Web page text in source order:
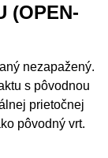
(OPEN-
nezapažený.
s pôvodnou
prietočnej
pôvodný vrt.